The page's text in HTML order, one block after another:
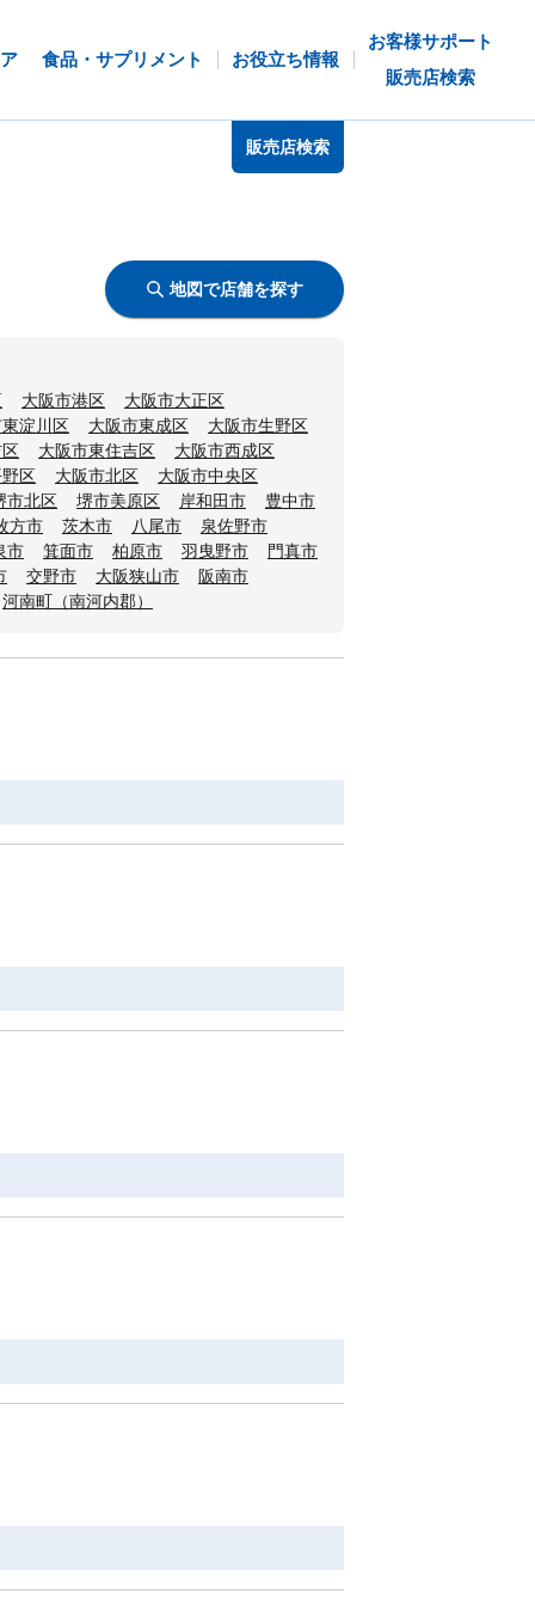
食品・サプリメント お役立ち情報
お客様サポート
販売店検索
販売店検索
地図で店舗を探す
大阪市港区
大阪市大正区
淀川区
大阪市東成区
大阪市生野区
大阪市東住吉区
大阪市西成区
区
大阪市北区
大阪市中央区
市北区
堺市美原区 岸和田市
豊中市
方市
茨木市 八尾市
泉佐野市
市
箕面市 柏原市 羽曳野市
門真市
交野市 大阪狭山市
阪南市
河南町（南河内郡）